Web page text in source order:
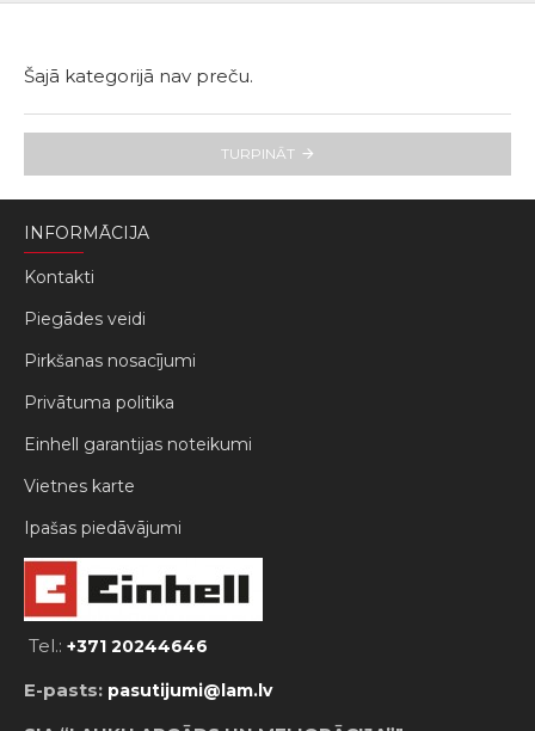
Šajā kategorijā nav preču.
TURPINĀT
INFORMĀCIJA
Kontakti
Piegādes veidi
Pirkšanas nosacījumi
Privātuma politika
Einhell garantijas noteikumi
Vietnes karte
Ipašas piedāvājumi
Tel.: +371 20244646
E-pasts: pasutijumi@lam.lv